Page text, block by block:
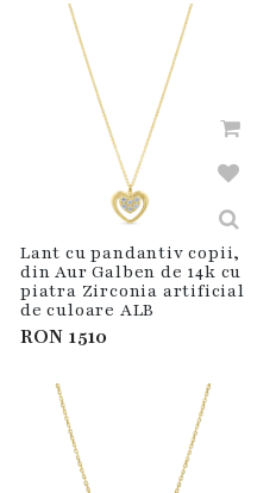
Lant cu pandantiv copii,
din Aur Galben de 14k cu
piatra Zirconia artificial
de culoare ALB
RON1510